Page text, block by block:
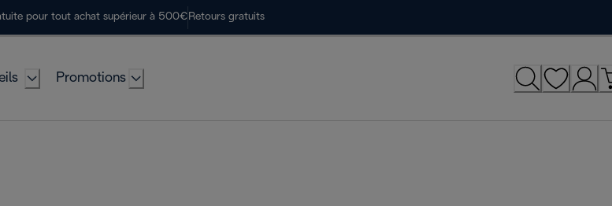
pour tout achat supérieur à 500€ Retours gratuits
Promotions